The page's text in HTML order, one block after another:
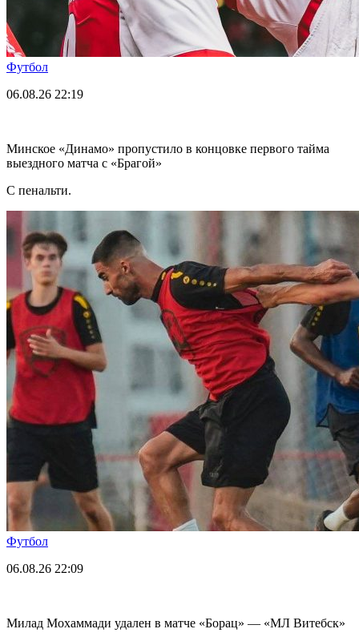
Футбол
06.08.26 22:19
Минское «Динамо» пропустило в концовке первого тайма
выездного матча с «Брагой»
С пенальти.
Футбол
06.08.26 22:09
Милад Мохаммади удален в матче «Борац» — «МЛ Витебск»